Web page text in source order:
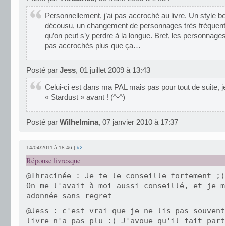
Personnellement, j’ai pas accroché au livre. Un style
décousu, un changement de personnages très
qu’on peut s’y perdre à la longue. Bref, les
pas accrochés plus que ça…
Posté par Jess, 01 juillet 2009 à 13:43
Celui-ci est dans ma PAL mais pas pour tout de suite,
« Stardust » avant ! (^-^)
Posté par Wilhelmina, 07 janvier 2010 à 17:37
14/04/2011 à 18:46 | #2
Réponse livresque
@Thracinée : Je te le conseille fortement ;)
On me l'avait à moi aussi conseillé, et je
adonnée sans regret
@Jess : c'est vrai que je ne lis pas souvent
livre n'a pas plu :) J'avoue qu'il fait